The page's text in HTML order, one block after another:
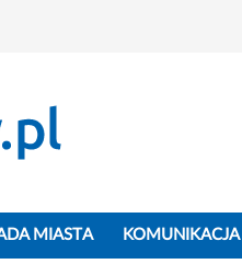
MIASTA KOMUNIKACJA